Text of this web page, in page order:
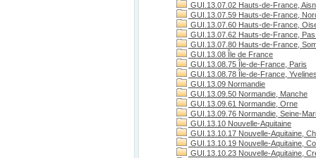
GUI.13.07.02 Hauts-de-France,
GUI.13.07.59 Hauts-de-France,
GUI.13.07.60 Hauts-de-France,
GUI.13.07.62 Hauts-de-France,
GUI.13.07.80 Hauts-de-France,
GUI.13.08 Île de France
GUI.13.08.75 Île-de-France, Paris
GUI.13.08.78 Île-de-France,
GUI.13.09 Normandie
GUI.13.09.50 Normandie, Manche
GUI.13.09.61 Normandie, Orne
GUI.13.09.76 Normandie, Seine-
GUI.13.10 Nouvelle-Aquitaine
GUI.13.10.17 Nouvelle-Aquitaine,
GUI.13.10.19 Nouvelle-Aquitaine,
GUI.13.10.23 Nouvelle-Aquitaine,